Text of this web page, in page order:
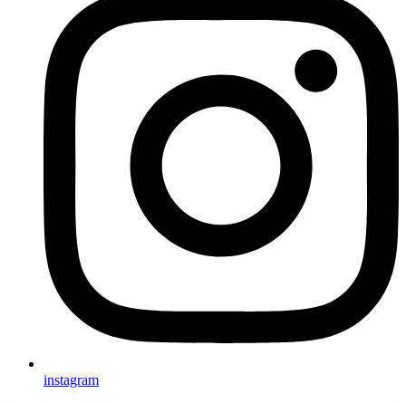
instagram